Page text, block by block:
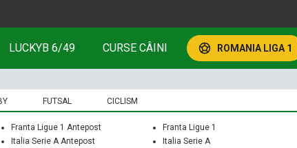
LUCKYB 6/49 CURSE CÂINI ROMANIA LIGA 1
FUTSAL CICLISM
Franta Ligue 1 Antepost
Italia Serie A Antepost
Franta Ligue 1
Italia Serie A